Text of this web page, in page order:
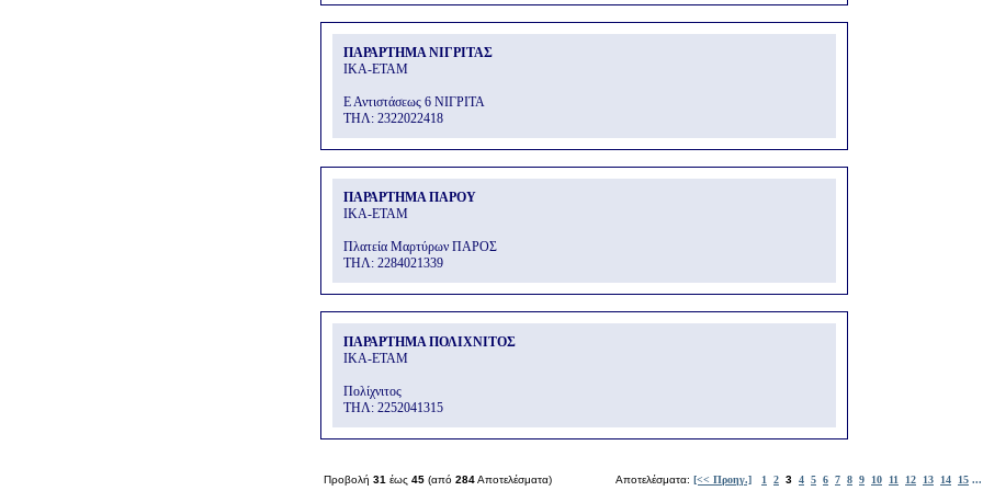
ΠΑΡΑΡΤΗΜΑ ΝΙΓΡΙΤΑΣ
ΙΚΑ-ΕΤΑΜ
Ε Αντιστάσεως 6 ΝΙΓΡΙΤΑ
THΛ: 2322022418
ΠΑΡΑΡΤΗΜΑ ΠΑΡΟΥ
ΙΚΑ-ΕΤΑΜ
Πλατεία Μαρτύρων ΠΑΡΟΣ
THΛ: 2284021339
ΠΑΡΑΡΤΗΜΑ ΠΟΛΙΧΝΙΤΟΣ
ΙΚΑ-ΕΤΑΜ
Πολίχνιτος
THΛ: 2252041315
Προβολή 31 έως 45 (από 284Αποτελέσματα) Αποτελέσματα: [<< Προηγ.] 1 2 3 4 5 6 7 8 9 10 11 12 13 14 15 ...